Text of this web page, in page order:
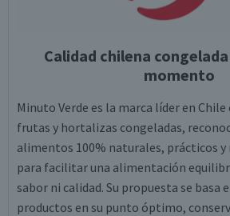
Calidad chilena
momento
Minuto Verde es la marca líder en
frutas y hortalizas congeladas,
alimentos 100% naturales, prácticos
para facilitar una alimentación
sabor ni calidad. Su propuesta se basa
productos en su punto óptimo,